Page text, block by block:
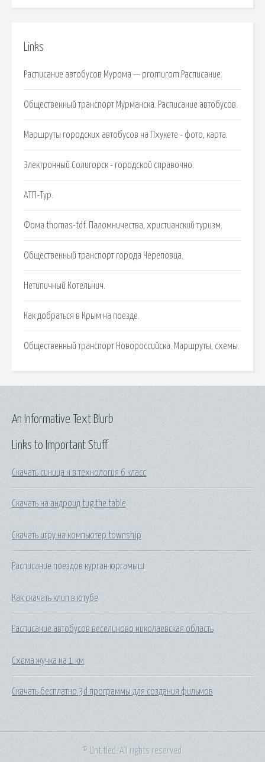
Links
Расписание автобусов Мурома — promurom.Расписание.
Общественный транспорт Мурманска. Расписание автобусов.
Маршруты городских автобусов на Пхукете - фото, карта.
Электронный Солигорск - городской справочно.
АТП-Тур.
Фома thomas-tdf. Паломничества, христианский туризм.
Общественный транспорт города Череповца.
Нетипичный Котельнич.
Как добраться в Крым на поезде.
Общественный транспорт Новороссийска. Маршруты, схемы.
Links to Important Stuff
Скачать синица н в технология 6 класс
Скачать на андроид tug the table
Скачать игру на компьютер township
Расписание поездов курган юргамыш
Как скачать клип в ютубе
Расписание автобусов веселиново николаевская область
Схема жучка на 1 км
Скачать бесплатно 3d программы для создания фильмов
An Informative Text Blurb
© Untitled. All rights reserved.